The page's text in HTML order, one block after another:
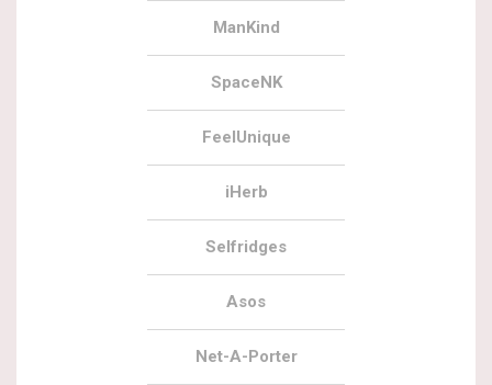
ManKind
SpaceNK
FeelUnique
iHerb
Selfridges
Asos
Net-A-Porter